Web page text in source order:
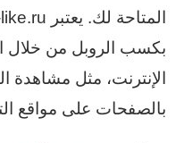
بكسب الروبل من خلال
الإنترنت، مثل مشاهدة
بالصفحات على مواقع